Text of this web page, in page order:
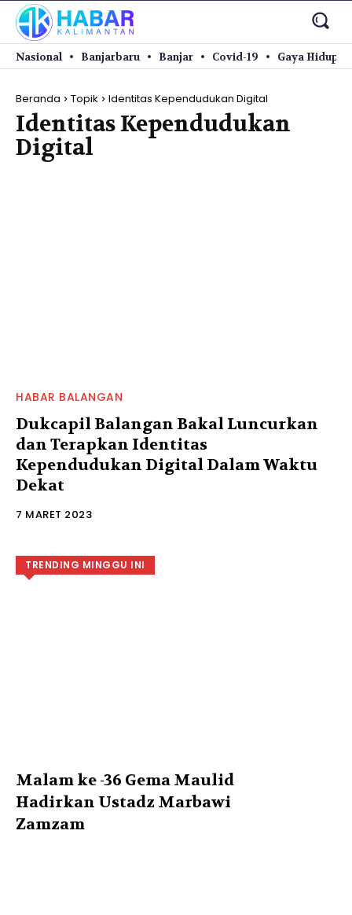
Nasional Banjarbaru Banjar Covid-19 Gaya Hidup
Beranda Topik Identitas Kependudukan Digital
Identitas Kependudukan
Digital
HABAR BALANGAN
Dukcapil Balangan Bakal Luncurkan
dan Terapkan Identitas
Kependudukan Digital Dalam Waktu
Dekat
7 MARET 2023
TRENDING MINGGU INI
Malam ke -36 Gema Maulid
Hadirkan Ustadz Marbawi
Zamzam